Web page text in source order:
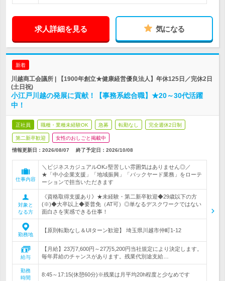
求人詳細を見る 気になる
新着
川越商工会議所 | 【1900年創立★健康経営優良法人】年休125日／完休2日
(土日祝)
小江戸川越の発展に貢献！【事務系総合職】★20～30代活躍
中！
正社員 職種・業種未経験OK 急募 転勤なし 完全週休2日制
第二新卒歓迎 女性のおしごと掲載中
情報更新日：2026/08/07 終了予定日： 2026/10/08
仕事内容
＼ビジネスカジュアルOK♪堅苦しい雰囲気はありません◎／
★「中小企業支援」「地域振興」「バックヤード業務」をローテ
ーションで担当いただきます
対象と
なる方
《資格取得支援あり》★未経験・第二新卒歓迎◆29歳以下の方
(※)◆大卒以上◆要普免（AT可）◎単なるデスクワークではない
面白さを実感できる仕事！
勤務地
【原則転勤なし＆UIターン歓迎】 埼玉県川越市仲町1-12
給与
【月給】23万7,600円～27万5,200円当社規定により決定します。
毎年昇給のチャンスがあります。残業代別途支給…
勤務
時間
8:45～17:15(休憩60分)※残業は月平均20h程度と少なめです